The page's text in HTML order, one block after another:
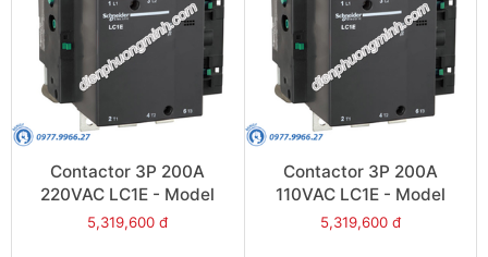
Contactor 3P 200A
220VAC LC1E - Model
LC1E200M6
5,319,600 đ
Contactor 3P 200A
110VAC LC1E - Model
LC1E200F6
5,319,600 đ